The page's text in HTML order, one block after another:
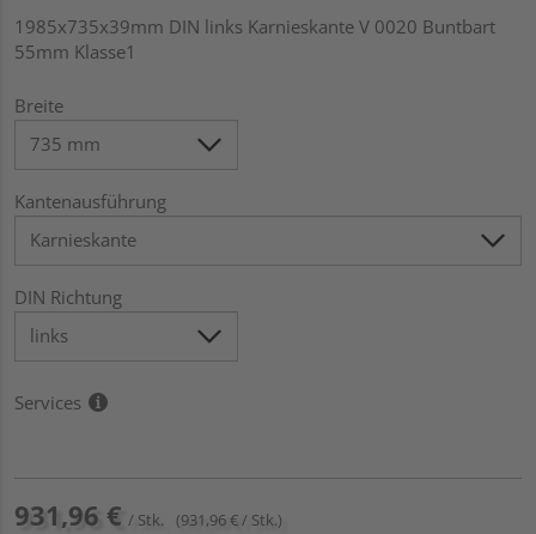
1985x735x39mm DIN links Karnieskante V 0020 Buntbart
55mm Klasse1
Breite
Kantenausführung
DIN Richtung
Services
931,96 € / Stk. (931,96 € / Stk.)